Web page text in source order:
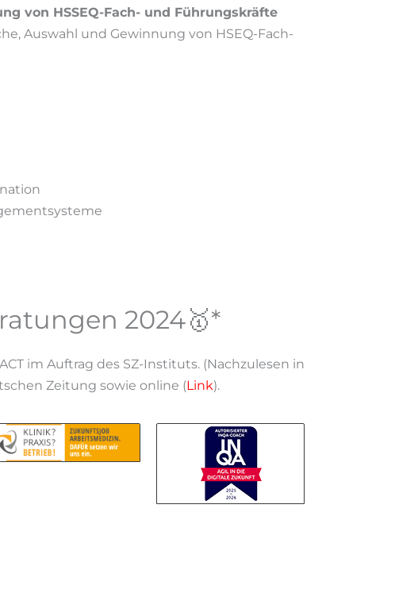
von HSSEQ-Fach- und Führungskräfte
Auswahl und Gewinnung von HSEQ-Fach-
2024🥇*
im Auftrag des SZ-Instituts. (Nachzulesen in
Zeitung sowie online (Link).